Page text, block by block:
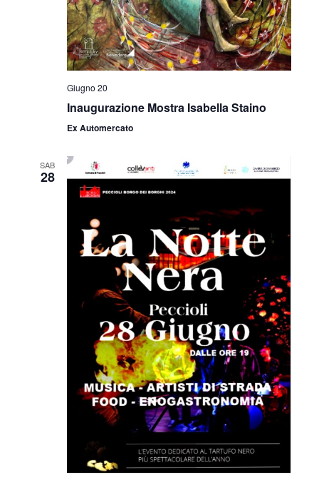
i
s
e
a
i
g
z
i
o
n
e
z
i
o
Giugno 20
Inaugurazione Mostra Isabella Staino
Ex Automercato
SAB
28